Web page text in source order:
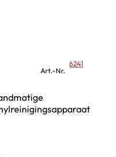
Art.-Nr.
6241